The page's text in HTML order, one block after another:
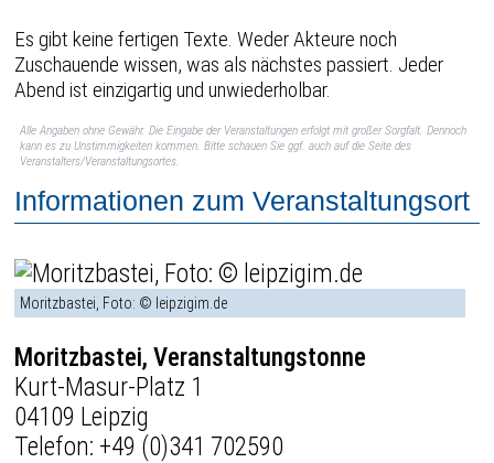
Es gibt keine fertigen Texte. Weder Akteure noch
Zuschauende wissen, was als nächstes passiert. Jeder
Abend ist einzigartig und unwiederholbar.
Alle Angaben ohne Gewähr. Die Eingabe der Veranstaltungen erfolgt mit großer Sorgfalt. Dennoch
kann es zu Unstimmigkeiten kommen. Bitte schauen Sie ggf. auch auf die Seite des
Veranstalters/Veranstaltungsortes.
Informationen zum Veranstaltungsort
Moritzbastei, Foto: © leipzigim.de
Moritzbastei, Veranstaltungstonne
Kurt-Masur-Platz 1
04109 Leipzig
Telefon: +49 (0)341 702590